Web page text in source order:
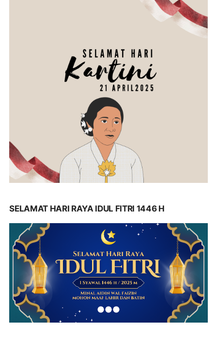
SELAMAT HARI RAYA IDUL FITRI 1446 H